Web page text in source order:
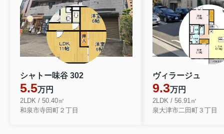
シャトー味谷 302
5.5万円
2LDK / 50.40㎡
和泉市寺田町２丁目
ヴィラージュ
9.3万円
2LDK / 56.91㎡
泉大津市二田町３丁目